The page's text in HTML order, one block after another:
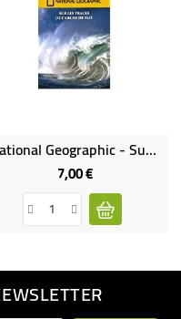
National Geographic - Sur Les Traces De L'Arche De Noe
7,00 €Prix